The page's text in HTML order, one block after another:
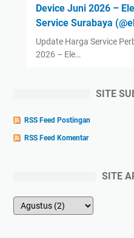
Device Juni 2026 –
Service Surabaya
Update Harga Service
2026 – Ele…
SITE
RSS Feed Postingan
RSS Feed Komentar
SITE